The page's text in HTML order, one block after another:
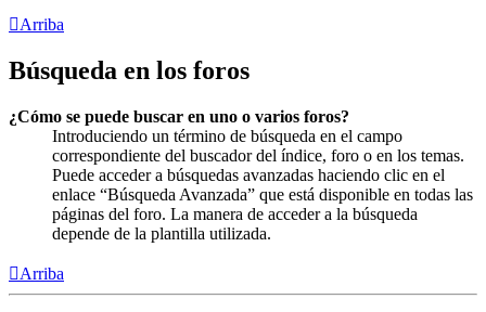
Arriba
Búsqueda en los foros
¿Cómo se puede buscar en uno o varios foros?
Introduciendo un término de búsqueda en el campo
correspondiente del buscador del índice, foro o en los temas.
Puede acceder a búsquedas avanzadas haciendo clic en el
enlace “Búsqueda Avanzada” que está disponible en todas las
páginas del foro. La manera de acceder a la búsqueda
depende de la plantilla utilizada.
Arriba